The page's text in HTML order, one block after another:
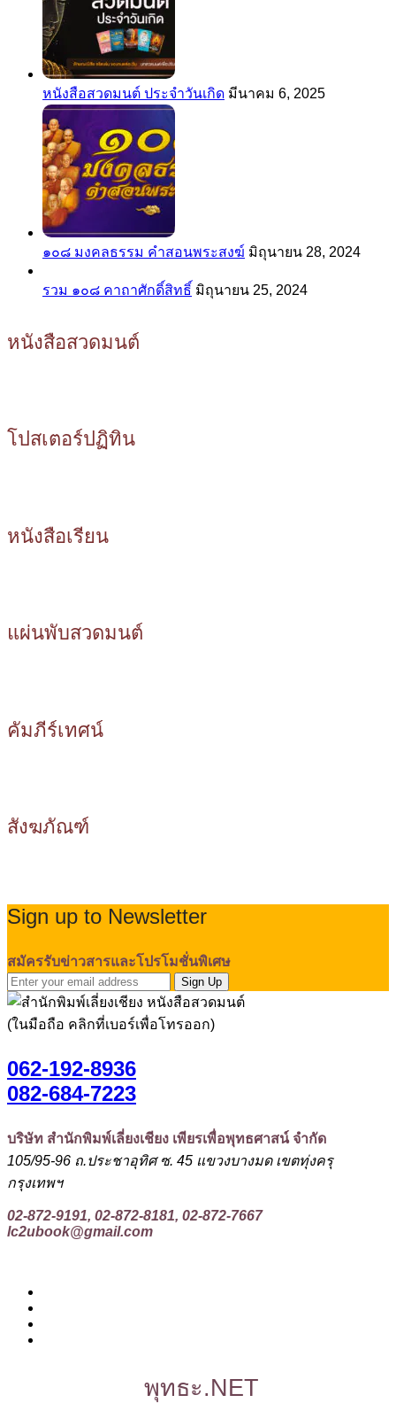
หนังสือสวดมนต์ ประจำวันเกิด มีนาคม 6, 2025
๑๐๘ มงคลธรรม คำสอนพระสงฆ์ มิถุนายน 28, 2024
รวม ๑๐๘ คาถาศักดิ์สิทธิ์ มิถุนายน 25, 2024
หนังสือสวดมนต์
โปสเตอร์ปฏิทิน
หนังสือเรียน
แผ่นพับสวดมนต์
คัมภีร์เทศน์
สังฆภัณฑ์
Sign up to Newsletter
สมัครรับข่าวสารและโปรโมชั่นพิเศษ
Sign Up
(ในมือถือ คลิกที่เบอร์เพื่อโทรออก)
062-192-8936
082-684-7223
บริษัท สำนักพิมพ์เลี่ยงเชียง เพียรเพื่อพุทธศาสน์ จำกัด
105/95-96 ถ.ประชาอุทิศ ซ. 45 แขวงบางมด เขตทุ่งครุ
กรุงเทพฯ
02-872-9191, 02-872-8181, 02-872-7667
lc2ubook@gmail.com
พุทธะ.NET